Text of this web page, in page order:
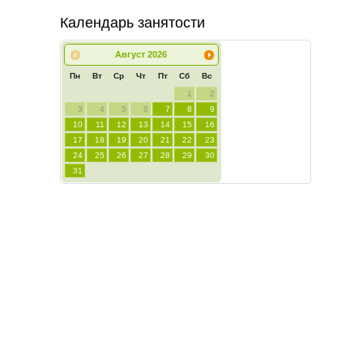
Календарь занятости
Август 2026
Пн Вт Ср Чт Пт Сб Вс
1
2
3
4 5 6 7 8
9
10
11 12 13 14 15
16
17
18 19 20 21 22
23
24
25 26 27 28 29
30
31